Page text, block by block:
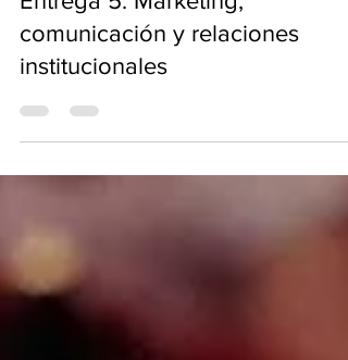
11 ago 2021
Entrega 5: Marketing,
institucionales